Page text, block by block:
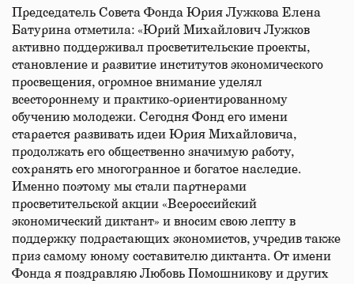
Председатель Совета Фонда Юрия Лужкова Елена
Батурина отметила: «Юрий Михайлович Лужков
активно поддерживал просветительские проекты,
становление и развитие институтов экономического
просвещения, огромное внимание уделял
всестороннему и практико-ориентированному
обучению молодежи. Сегодня Фонд его имени
старается развивать идеи Юрия Михайловича,
продолжать его общественно значимую работу,
сохранять его многогранное и богатое наследие.
Именно поэтому мы стали партнерами
просветительской акции «Всероссийский
экономический диктант» и вносим свою лепту в
поддержку подрастающих экономистов, учредив также
приз самому юному составителю диктанта. От имени
Фонда я поздравляю Любовь Помошникову и других